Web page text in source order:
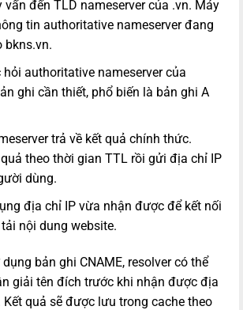
vấn đến TLD nameserver của .vn. Máy
tin authoritative nameserver đang
bkns.vn.
hỏi authoritative nameserver của
ghi cần thiết, phổ biến là bản ghi A
trả về kết quả chính thức.
theo thời gian TTL rồi gửi địa chỉ IP
dùng.
địa chỉ IP vừa nhận được để kết nối
nội dung website.
bản ghi CNAME, resolver có thể
giải tên đích trước khi nhận được địa
Kết quả sẽ được lưu trong cache theo